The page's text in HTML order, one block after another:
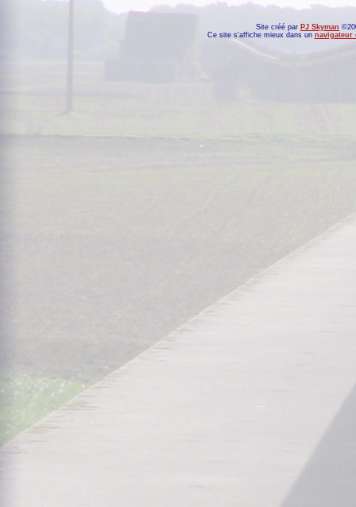
Site créé par PJ Skyman
Ce site s'affiche mieux dans un navigateur